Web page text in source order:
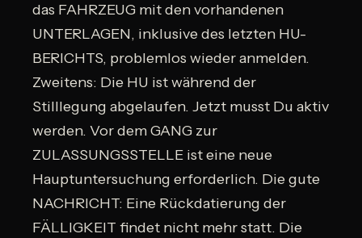
das FAHRZEUG mit den vorhandenen
UNTERLAGEN, inklusive des letzten HU-
BERICHTS, problemlos wieder anmelden.
Zweitens: Die HU ist während der
Stilllegung abgelaufen. Jetzt musst Du aktiv
werden. Vor dem GANG zur
ZULASSUNGSSTELLE ist eine neue
Hauptuntersuchung erforderlich. Die gute
NACHRICHT: Eine Rückdatierung der
FÄLLIGKEIT findet nicht mehr statt. Die